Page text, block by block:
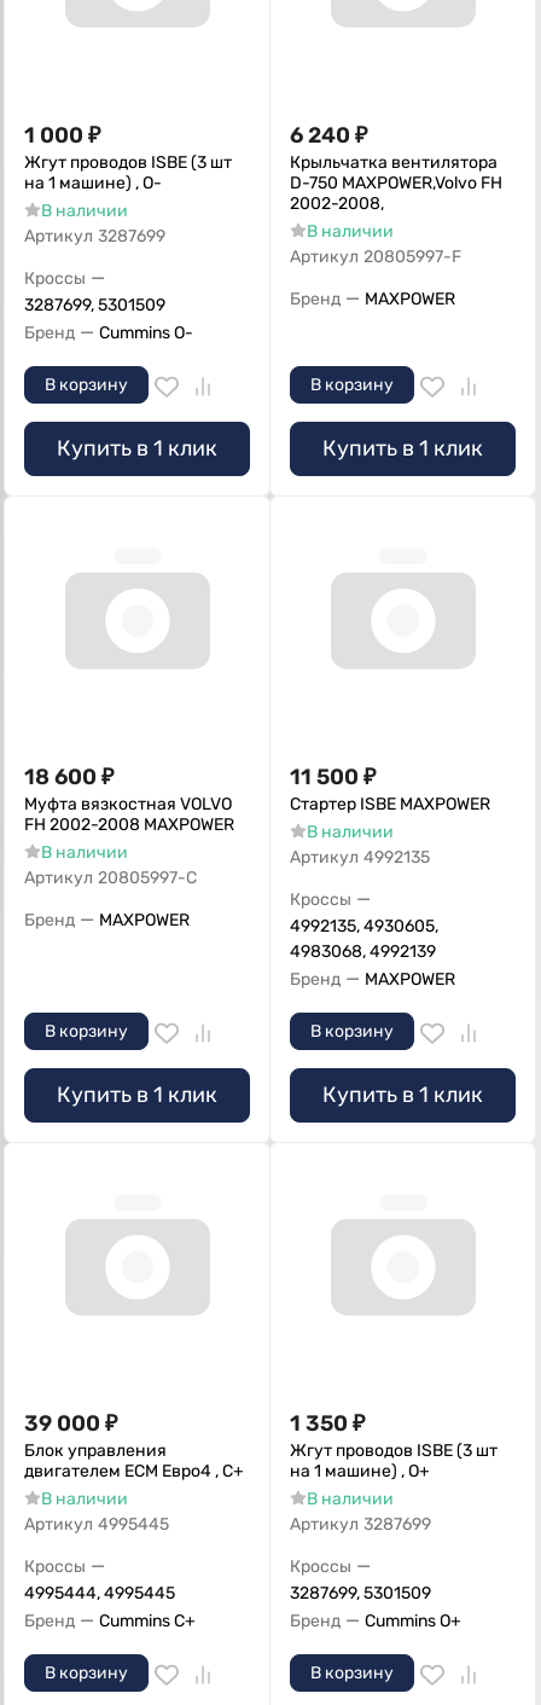
1 000 ₽
Жгут проводов ISBE (3 шт
на 1 машине) , О-
В наличии
Артикул 3287699
Кроссы —
3287699, 5301509
Бренд — Cummins O-
В корзину
Купить в 1 клик
6 240 ₽
Крыльчатка вентилятора
D-750 MAXPOWER,Volvo FH
2002-2008,
В наличии
Артикул 20805997-F
Бренд — MAXPOWER
В корзину
Купить в 1 клик
18 600 ₽
Муфта вязкостная VOLVO
FH 2002-2008 MAXPOWER
В наличии
Артикул 20805997-C
Бренд — MAXPOWER
В корзину
Купить в 1 клик
11 500 ₽
Стартер ISBE MAXPOWER
В наличии
Артикул 4992135
Кроссы —
4992135, 4930605,
4983068, 4992139
Бренд — MAXPOWER
В корзину
Купить в 1 клик
39 000 ₽
Блок управления
двигателем ЕСМ Евро4 , С+
В наличии
Артикул 4995445
Кроссы —
4995444, 4995445
Бренд — Cummins C+
В корзину
1 350 ₽
Жгут проводов ISBE (3 шт
на 1 машине) , О+
В наличии
Артикул 3287699
Кроссы —
3287699, 5301509
Бренд — Cummins O+
В корзину